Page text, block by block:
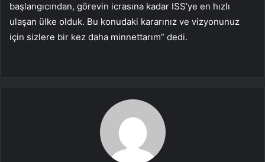
başlangıcından, görevin icrasına kadar ISS’ye en hızlı
ulaşan ülke olduk. Bu konudaki kararınız ve vizyonunuz
için sizlere bir kez daha minnettarım” dedi.